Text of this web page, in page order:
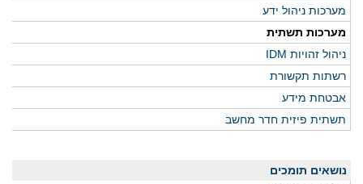
מערכות ניהול ידע
מערכות תשתית
ניהול זהויות IDM
רשתות תקשורת
אבטחת מידע
תשתית פיזית חדר מחשב
נושאים תומכים